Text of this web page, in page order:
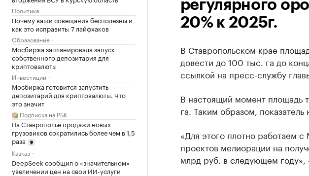
Политика
Почему ваши совещания бесполезны и
как это исправить: 7 лайфхаков
Образование
Мосбиржа запланировала запуск
собственного депозитария для
криптовалюты
Инвестиции
Мосбиржа готовится запустить
депозитарий для криптовалюты. Что
это значит
Подписка на РБК
На Ставрополье продажи новых
грузовиков сократились более чем в 1,5
раза
Кавказ
DeepSeek сообщил о «значительном»
увеличении цен на свои ИИ-услуги
регулярного
20% к 2025г.
В Ставропольском крае
довести до 100 тыс. га до
ссылкой на пресс-службу
В настоящий момент площадь
га. Таким образом,
«Для этого плотно работаем
проектов мелиорации на
млрд руб. в следующем году»,